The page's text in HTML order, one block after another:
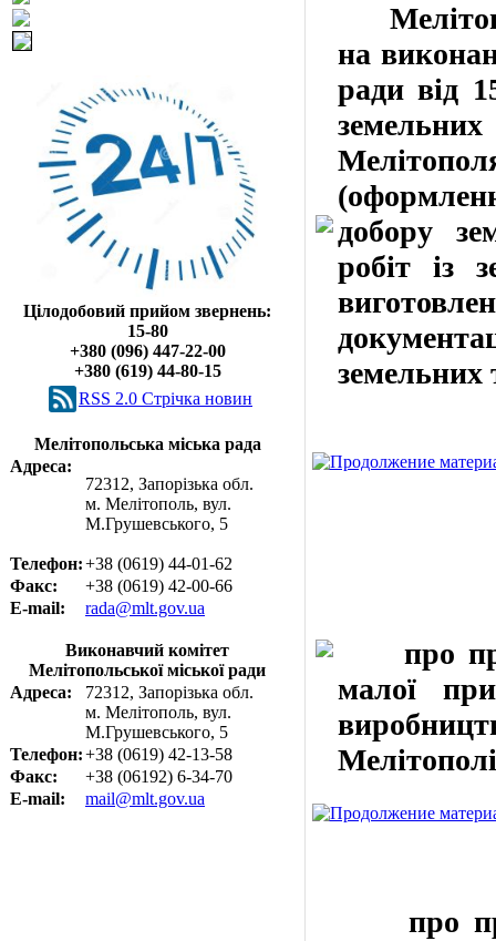
Цілодобовий прийом звернень:
15-80
+380 (096) 447-22-00
+380 (619) 44-80-15
RSS 2.0 Cтрічка новин
Мелітопольська міська рада
Адреса:
72312, Запорізька обл.
м. Мелітополь, вул.
М.Грушевського, 5
Телефон:+38 (0619) 44-01-62
Факс:
+38 (0619) 42-00-66
E-mail:
rada@mlt.gov.ua
Виконавчий комітет
Мелітопольської міської ради
Адреса:
72312, Запорізька обл.
м. Мелітополь, вул.
М.Грушевського, 5
Телефон:+38 (0619) 42-13-58
Факс:
+38 (06192) 6-34-70
E-mail:
mail@mlt.gov.ua
на
ради від
добору
робіт із
земельних
про
малої
про